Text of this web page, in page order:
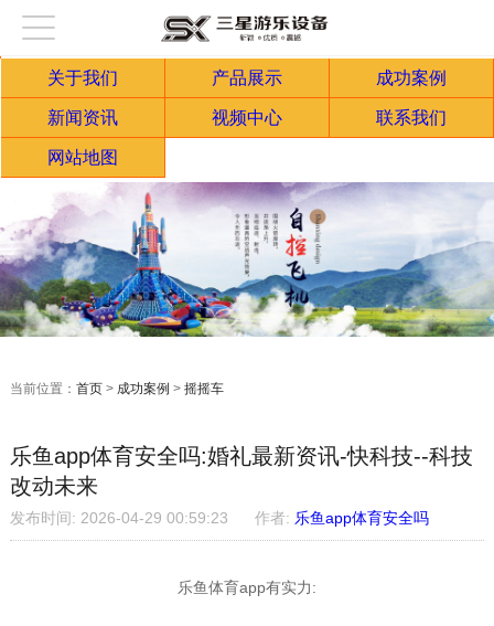
关于我们 产品展示 成功案例
新闻资讯 视频中心 联系我们
网站地图
当前位置： 首页> 成功案例 > 摇摇车
乐鱼app体育安全吗:婚礼最新资讯-快科技--科技
改动未来
发布时间: 2026-04-29 00:59:23 作者: 乐鱼app体育安全吗
乐鱼体育app有实力: